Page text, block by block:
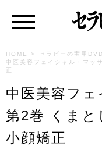
HOME > セラピーの実用DVD
中医美容フェイシャル・マッ
正
中医美容フ
第2巻 くまと
小顔矯正